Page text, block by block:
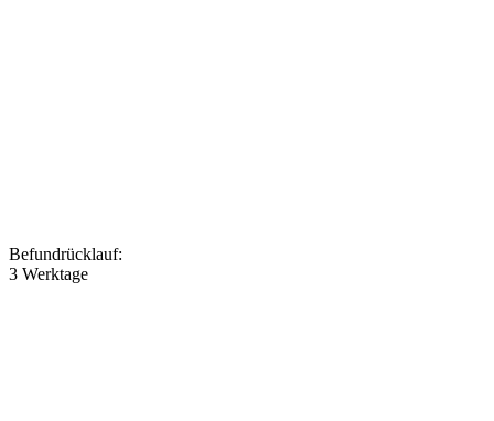
Befundrücklauf:
3 Werktage